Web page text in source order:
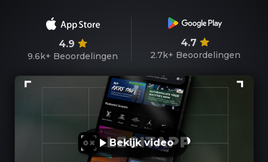
4.9
9.6k+ Beoordelingen
4.7
2.7k+ Beoordelingen
Bekijk video